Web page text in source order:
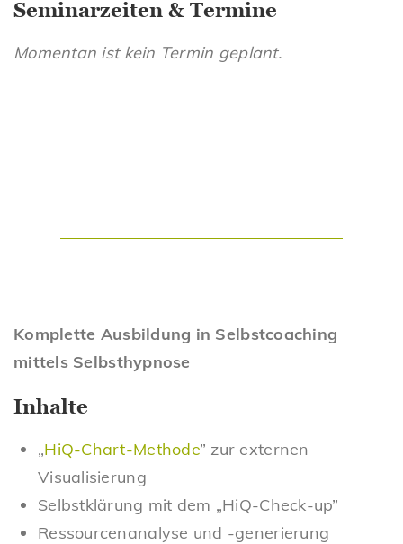
Seminarzeiten & Termine
Momentan ist kein Termin geplant.
Komplette Ausbildung in Selbstcoaching
mittels Selbsthypnose
Inhalte
„HiQ-Chart-Methode” zur externen
Visualisierung
Selbstklärung mit dem „HiQ-Check-up”
Ressourcenanalyse und -generierung